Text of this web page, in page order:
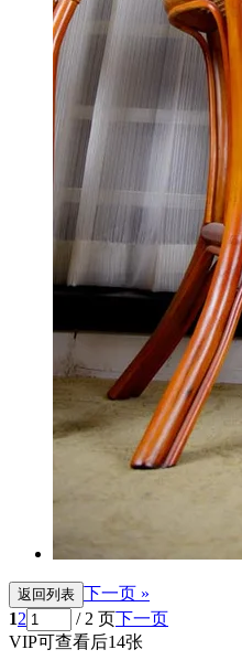
返回列表 下一页 »
12 / 2 页下一页
VIP可查看后14张